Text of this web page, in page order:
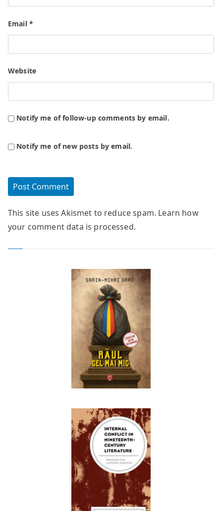
Email *
Website
Notify me of follow-up comments by email.
Notify me of new posts by email.
This site uses Akismet to reduce spam. Learn how
your comment data is processed.